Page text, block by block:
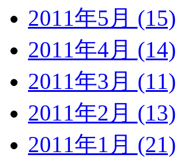
2011年5月 (15)
2011年4月 (14)
2011年3月 (11)
2011年2月 (13)
2011年1月 (21)